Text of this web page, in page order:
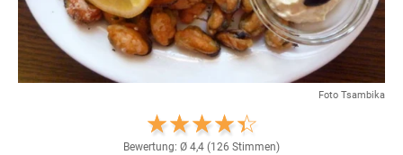
Foto Tsambika
Bewertung: Ø 4,4 (126 Stimmen)